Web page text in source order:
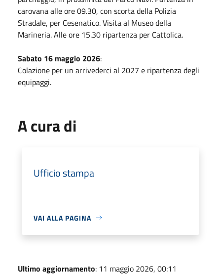
carovana alle ore 09.30, con scorta della Polizia
Stradale, per Cesenatico. Visita al Museo della
Marineria. Alle ore 15.30 ripartenza per Cattolica.
Sabato 16 maggio 2026:
Colazione per un arrivederci al 2027 e ripartenza degli
equipaggi.
A cura di
Ufficio stampa
VAI ALLA PAGINA
Ultimo aggiornamento: 11 maggio 2026, 00:11